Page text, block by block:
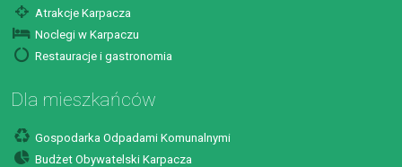
Atrakcje Karpacza
Noclegi w Karpaczu
Restauracje i gastronomia
Dla mieszkańców
Gospodarka Odpadami Komunalnymi
Budżet Obywatelski Karpacza